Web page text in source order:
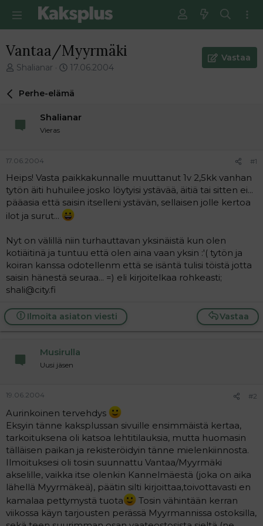
Vantaa/Myyrmäki
V
e
i
t
u
n
a
l
o
t
t
a
j
a
Shalianar
E
s
m
n
v
i
e
s
i
17.06.2004
Vastaa
Perhe-elämä
Shalianar
Vieras
17.06.2004 #1
Heips! Vasta paikkakunnalle muuttanut 1v 2,5kk vanhan
tytön äiti huhuilee josko löytyisi ystävää, äitiä tai sitten ei...
pääasia että saisin itselleni ystävän, sellaisen jolle kertoa
ilot ja surut...
Nyt on välillä niin turhauttavan yksinäistä kun olen
kotiäitinä ja tuntuu että olen aina vaan yksin :'( tytön ja
koiran kanssa odotellenm että se isäntä tulisi töistä jotta
saisin hänestä seuraa... =) eli kirjoitelkaa rohkeasti;
shali@city.fi
Vastaa
Ilmoita asiaton viesti
Musirulla
Uusi jäsen
19.06.2004 #2
Aurinkoinen tervehdys
Eksyin tänne kaksplussan sivuille ensimmäistä kertaa,
tarkoituksena oli katsoa lehtitilauksia, mutta huomasin
tälläisen paikan ja rekisteröidyin tänne mielenkiinnosta.
Ilmoituksesi oli tosin suunnattu Vantaa/Myyrmäki
akselille, vaikka itse olenkin Kannelmäestä (joka on aika
lähellä Myyrmäkeä), päätin silti kirjoittaa,toivottavasti en
kamalaa pettymystä tuota
Tosin vähintään kerran
viikossa käyn tarjousten perässä Myyrmannissa ostoksilla,